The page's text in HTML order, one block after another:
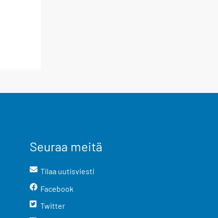
Seuraa meitä
Tilaa uutisviesti
Facebook
Twitter